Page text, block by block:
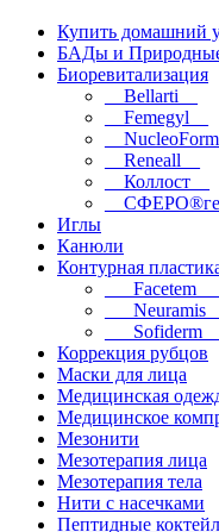
Купить домашний
БАДы и Природные
Биоревитализация
__Bellarti__
__Femegyl__
__Reneall__
__Коллост__
Иглы
Канюли
Контурная
___Facetem___
Коррекция рубцов
Маски для лица
Медицинская
Медицинское
Мезонити
Мезотерапия лица
Мезотерапия тела
Нити с насечками
Пептидные